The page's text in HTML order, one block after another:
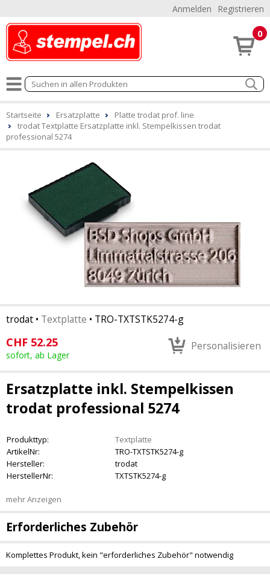
Anmelden Registrieren
0
Startseite Ersatzplatte
Platte trodat prof. line
trodat Textplatte Ersatzplatte inkl. Stempelkissen trodat
professional 5274
trodat • Textplatte • TRO-TXTSTK5274-g
CHF 52.25
sofort, ab Lager
Personalisieren
Ersatzplatte inkl. Stempelkissen
trodat professional 5274
Produkttyp:
Textplatte
ArtikelNr:
TRO-TXTSTK5274-g
Hersteller:
trodat
HerstellerNr:
TXTSTK5274-g
mehr Anzeigen
Erforderliches Zubehör
Komplettes Produkt, kein "erforderliches Zubehör" notwendig